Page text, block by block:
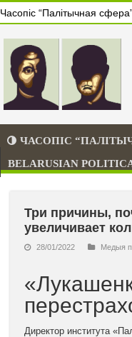
Часопіс “Палітычная
ЧАСОПІС
BELARUSIAN
Три причины,
увеличивает
28/01/2022 Медыя
Директор института